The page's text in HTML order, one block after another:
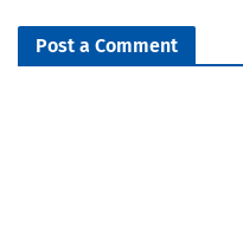
Post a Comment